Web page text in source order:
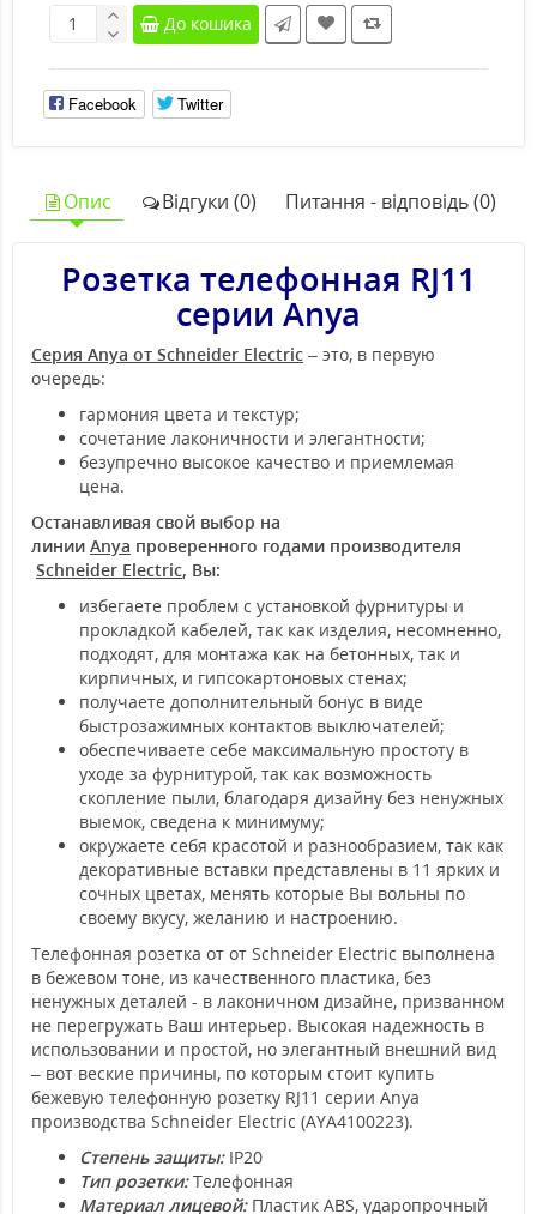
До кошика
Facebook Twitter
Опис Відгуки (0) Питання - відповідь (0)
Розетка телефонная RJ11
серии Anya
Серия Anya от Schneider Electric – это, в первую
очередь:
гармония цвета и текстур;
сочетание лаконичности и элегантности;
безупречно высокое качество и приемлемая
цена.
Останавливая свой выбор на
линии Anya проверенного годами производителя
Schneider Electric, Вы:
избегаете проблем с установкой фурнитуры и
прокладкой кабелей, так как изделия, несомненно,
подходят, для монтажа как на бетонных, так и
кирпичных, и гипсокартоновых стенах;
получаете дополнительный бонус в виде
быстрозажимных контактов выключателей;
обеспечиваете себе максимальную простоту в
уходе за фурнитурой, так как возможность
скопление пыли, благодаря дизайну без ненужных
выемок, сведена к минимуму;
окружаете себя красотой и разнообразием, так как
декоративные вставки представлены в 11 ярких и
сочных цветах, менять которые Вы вольны по
своему вкусу, желанию и настроению.
Телефонная розетка от от Schneider Electric выполнена
в бежевом тоне, из качественного пластика, без
ненужных деталей - в лаконичном дизайне, призванном
не перегружать Ваш интерьер. Высокая надежность в
использовании и простой, но элегантный внешний вид
– вот веские причины, по которым стоит купить
бежевую телефонную розетку RJ11 серии Anya
производства Schneider Electric (AYA4100223).
Степень защиты:IP20
Тип розетки:Телефонная
Материал лицевой:Пластик ABS, ударопрочный